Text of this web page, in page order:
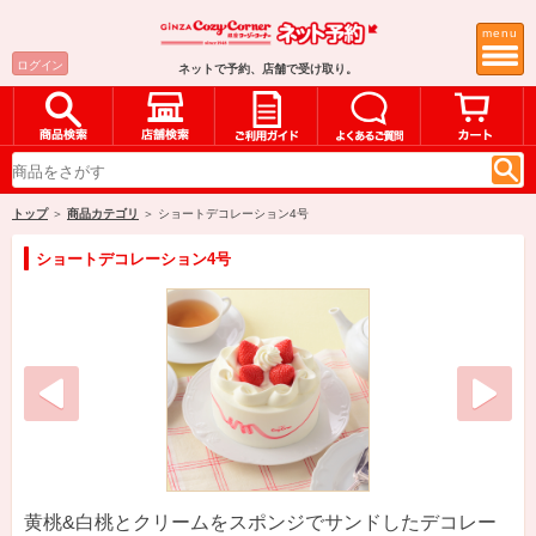
ログイン ネットで予約、店舗で受け取り。
menu
トップ ＞ 商品カテゴリ ＞ ショートデコレーション4号
ショートデコレーション4号
黄桃&白桃とクリームをスポンジでサンドしたデコレー